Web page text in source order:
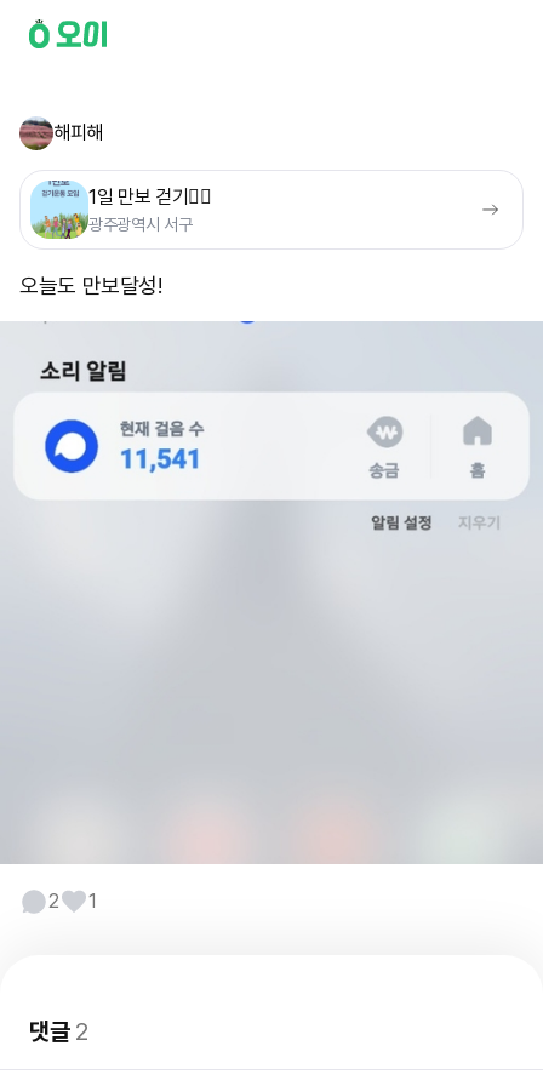
해피해
1일 만보 걷기🚶‍♀️
광주광역시 서구
오늘도 만보달성!
2 1
댓글2